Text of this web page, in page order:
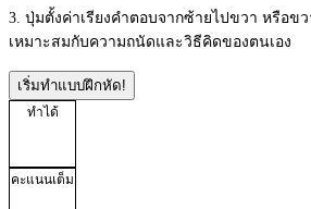
3. ปุ่มตั้งค่าเรียงคำตอบจากซ้ายไปขวา หรือข
เหมาะสมกับความถนัดและวิธีคิดของตนเอง
เริ่มทำแบบฝึกหัด!
ทำได้
คะแนนเต็ม